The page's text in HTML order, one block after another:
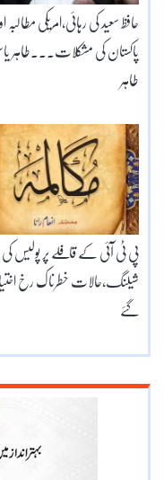
حافظ سعید کی رہائی،امریکی مطالبہ
پاکستان کی مشکلات۔۔۔طاہر
طاہر
پی ٹی آئی کے قافلے پر پولیس کی
شیلنگ،حالات خطرناک رخ
گئے